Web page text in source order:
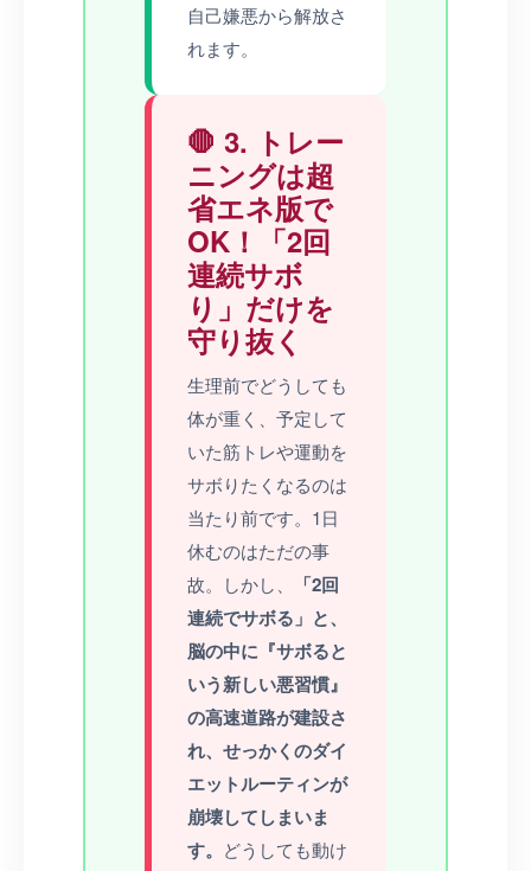
自己嫌悪から解放さ
れます。
🛑 3. トレー
ニングは超
省エネ版で
OK！「2回
連続サボ
り」だけを
守り抜く
生理前でどうしても
体が重く、予定して
いた筋トレや運動を
サボりたくなるのは
当たり前です。1日
休むのはただの事
故。しかし、
「2回
連続でサボる」と、
脳の中に『サボると
いう新しい悪習慣』
の高速道路が建設さ
れ、せっかくのダイ
エットルーティンが
崩壊してしまいま
す。 どうしても動け